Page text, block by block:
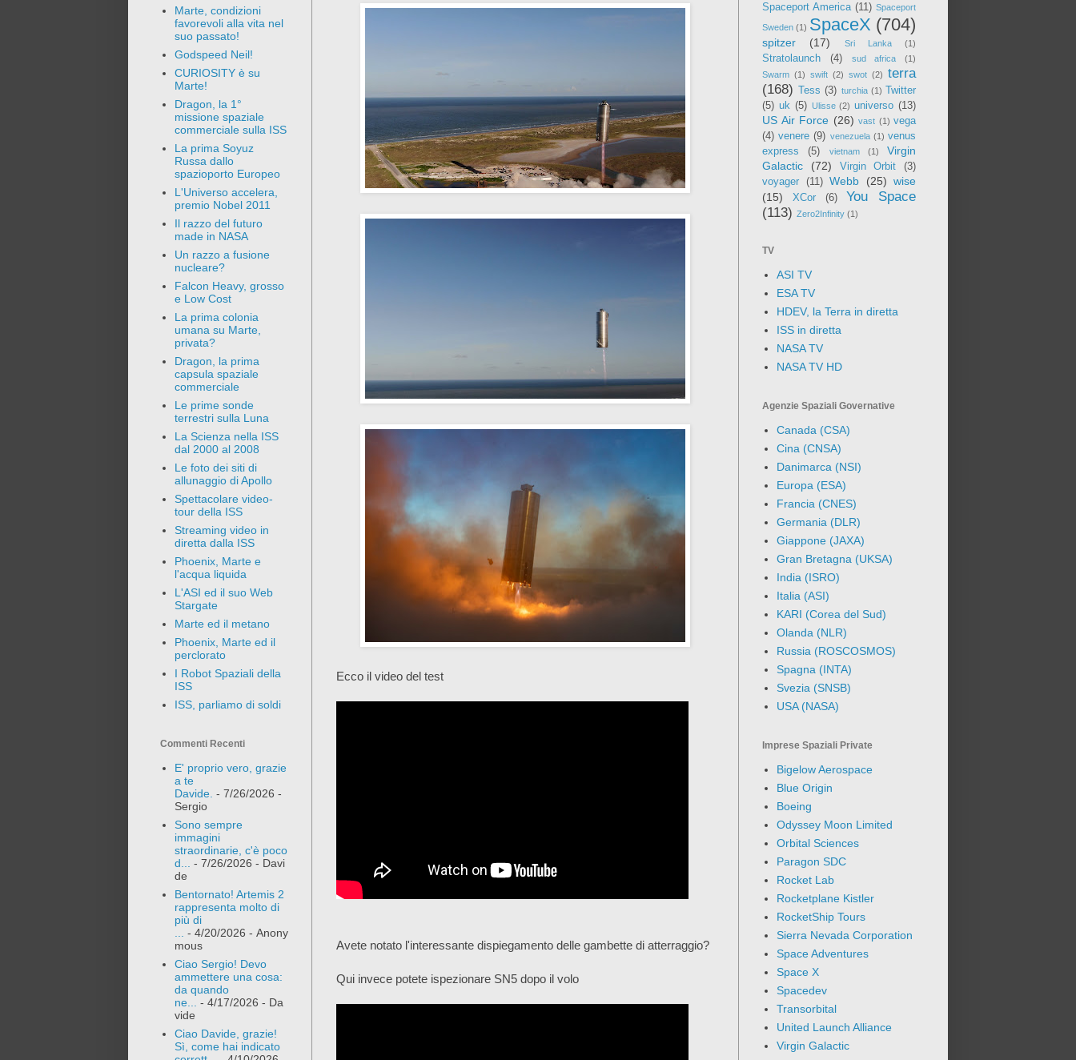
Ecco il video del test
Avete notato l'interessante dispiegamento delle gambette di atterraggio?
Qui invece potete ispezionare SN5 dopo il volo
Marte, condizioni
favorevoli alla vita nel
suo passato!
Godspeed Neil!
CURIOSITY è su
Marte!
Dragon, la 1°
missione spaziale
commerciale sulla ISS
La prima Soyuz
Russa dallo
spazioporto Europeo
L'Universo accelera,
premio Nobel 2011
Il razzo del futuro
made in NASA
Un razzo a fusione
nucleare?
Falcon Heavy, grosso
e Low Cost
La prima colonia
umana su Marte,
privata?
Dragon, la prima
capsula spaziale
commerciale
Le prime sonde
terrestri sulla Luna
La Scienza nella ISS
dal 2000 al 2008
Le foto dei siti di
allunaggio di Apollo
Spettacolare video-
tour della ISS
Streaming video in
diretta dalla ISS
Phoenix, Marte e
l'acqua liquida
L'ASI ed il suo Web
Stargate
Marte ed il metano
Phoenix, Marte ed il
perclorato
I Robot Spaziali della
ISS
ISS, parliamo di soldi
Commenti Recenti
E' proprio vero, grazie
a te
Davide. - 7/26/2026 -
Sergio
Sono sempre
immagini
straordinarie, c'è poco
d... - 7/26/2026 - Davi
de
Bentornato! Artemis 2
rappresenta molto di
più di
... - 4/20/2026 - Anony
mous
Ciao Sergio! Devo
ammettere una cosa:
da quando
ne... - 4/17/2026 - Da
vide
Ciao Davide, grazie!
Sì, come hai indicato
Spaceport America (11) Spaceport
Sweden (1) SpaceX (704)
spitzer (17) Sri Lanka (1)
Stratolaunch (4) sud africa
(1)
Swarm (1) swift (2) swot (2) terra
(168) Tess (3) turchia (1) Twitter
(5) uk (5) Ulisse (2) universo (13)
US Air Force (26) vast (1) vega
(4) venere (9) venezuela (1) venus
express
(5) vietnam (1)
Virgin
Galactic
(72) Virgin Orbit
(3)
voyager
(11) Webb (25) wise
(15)
XCor (6)
You Space
(113) Zero2Infinity (1)
TV
ASI TV
ESA TV
HDEV, la Terra in diretta
ISS in diretta
NASA TV
NASA TV HD
Agenzie Spaziali Governative
Canada (CSA)
Cina (CNSA)
Danimarca (NSI)
Europa (ESA)
Francia (CNES)
Germania (DLR)
Giappone (JAXA)
Gran Bretagna (UKSA)
India (ISRO)
Italia (ASI)
KARI (Corea del Sud)
Olanda (NLR)
Russia (ROSCOSMOS)
Spagna (INTA)
Svezia (SNSB)
USA (NASA)
Imprese Spaziali Private
Bigelow Aerospace
Blue Origin
Boeing
Odyssey Moon Limited
Orbital Sciences
Paragon SDC
Rocket Lab
Rocketplane Kistler
RocketShip Tours
Sierra Nevada Corporation
Space Adventures
Space X
Spacedev
Transorbital
United Launch Alliance
Virgin Galactic